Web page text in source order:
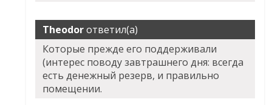
Theodorответил(а)
Которые прежде его поддерживали
(интерес поводу завтрашнего дня: всегда
есть денежный резерв, и правильно
помещении.